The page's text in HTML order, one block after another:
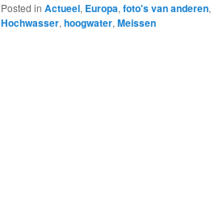
Posted in Actueel, Europa, foto's van anderen,
Hochwasser, hoogwater, Meissen